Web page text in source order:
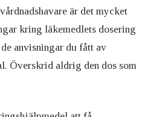
är det mycket
kring läkemedlets dosering
anvisningar du fått av
Överskrid aldrig den dos som